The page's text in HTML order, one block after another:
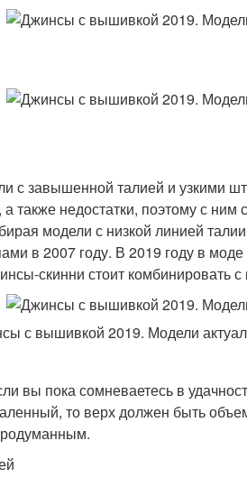
с завышенной талией и узкими
также недостатки, поэтому с
модели с низкой линией
в 2007 году. В 2019 году в
скинни стоит комбинировать
вы пока сомневаетесь в
то верх должен быть